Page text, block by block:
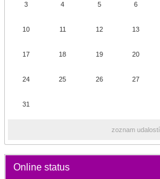
3 4 5 6
10 11 12 13
17 18 19 20
24 25 26 27
31
zoznam udalostí
Online status